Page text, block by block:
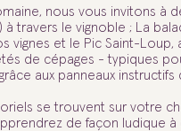
nous vous invitons à
à travers le vignoble ; La
vignes et le Pic Saint-
de cépages - typiques
aux panneaux
se trouvent sur votre
de façon ludique à